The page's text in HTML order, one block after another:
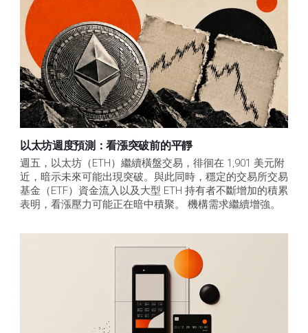
以太坊週度預測：看漲突破前的平靜
週五，以太坊（ETH）繼續橫盤交易，徘徊在 1,901 美元附
近，暗示未來可能出現突破。與此同時，穩定的交易所交易
基金（ETF）資金流入以及大型 ETH 持有者不斷增加的積累
表明，看漲壓力可能正在暗中積聚。 機構需求繼續增強。